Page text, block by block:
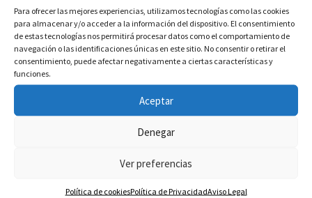
Para ofrecer las mejores experiencias, utilizamos tecnologías como las cookies
para almacenar y/o acceder a la información del dispositivo. El consentimiento
de estas tecnologías nos permitirá procesar datos como el comportamiento de
navegación o las identificaciones únicas en este sitio. No consentir o retirar el
consentimiento, puede afectar negativamente a ciertas características y
funciones.
Aceptar
Denegar
Ver preferencias
Política de cookiesPolítica de PrivacidadAviso Legal
en Barakaldo
FRANCISCO CLAROS